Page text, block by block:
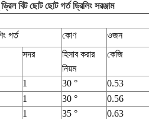
বিট ছোট ছোট গর্ত ড্রিলিং সরঞ্জাম
গর্ত কোণ
ওজন
সদর
হিসাব করার
নিয়ম
কেজি
1 30 °
0.53
1 30 °
0.56
1 35 °
0.63